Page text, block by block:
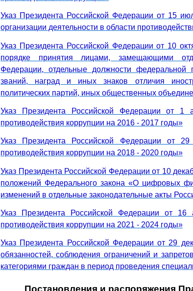
Указ Президента Российской Федерации от 15
организации деятельности в области
Указ Президента Российской Федерации от 10
порядке принятия лицами, замещающими
Федерации, отдельные должности федеральной
званий, наград и иных знаков отличия
политических партий, иных общественных
Указ Президента Российской Федерации
противодействия коррупции на 2016 - 2017 годы»
Указ Президента Российской Федерации
противодействия коррупции на 2018 - 2020 годы»
Указ Президента Российской Федерации от 10
положений Федерального закона «О цифровых
изменений в отдельные законодательные акты
Указ Президента Российской Федерации от
противодействия коррупции на 2021 - 2024 годы»
Указ Президента Российской Федерации от 29
обязанностей, соблюдения ограничений и
категориями граждан в период проведения
Постановления и распоряжения